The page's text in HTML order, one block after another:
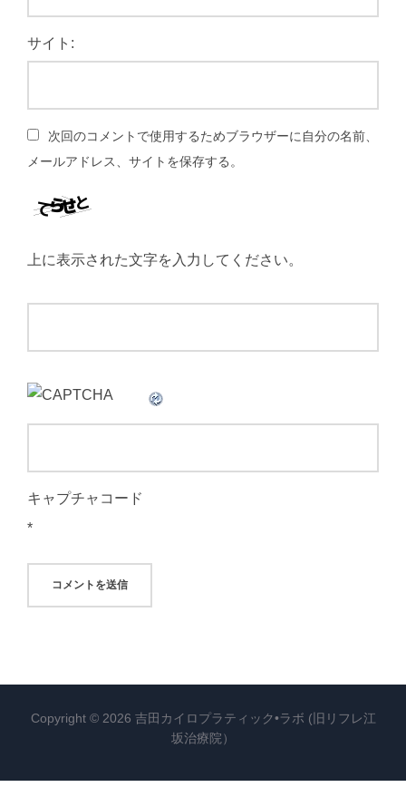
サイト:
次回のコメントで使用するためブラウザーに自分の名前、
メールアドレス、サイトを保存する。
上に表示された文字を入力してください。
キャプチャコード
*
Copyright © 2026 吉田カイロプラティック•ラボ (旧リフレ江
坂治療院）